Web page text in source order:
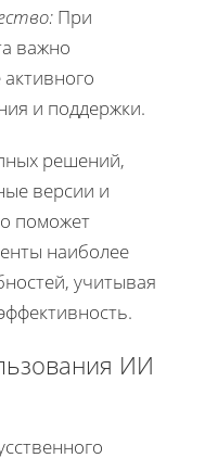
При
важно
и поддержки.
решений,
версии и
поможет
наиболее
учитывая
ИИ